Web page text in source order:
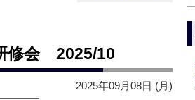
修会 2025/10
2025年09月08日 (月)